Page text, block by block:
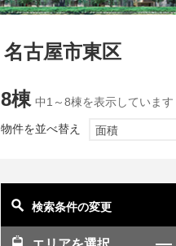
検索条件の変更
名古屋市東区
8棟 中1～8棟を表示しています
物件を並べ替え 面積